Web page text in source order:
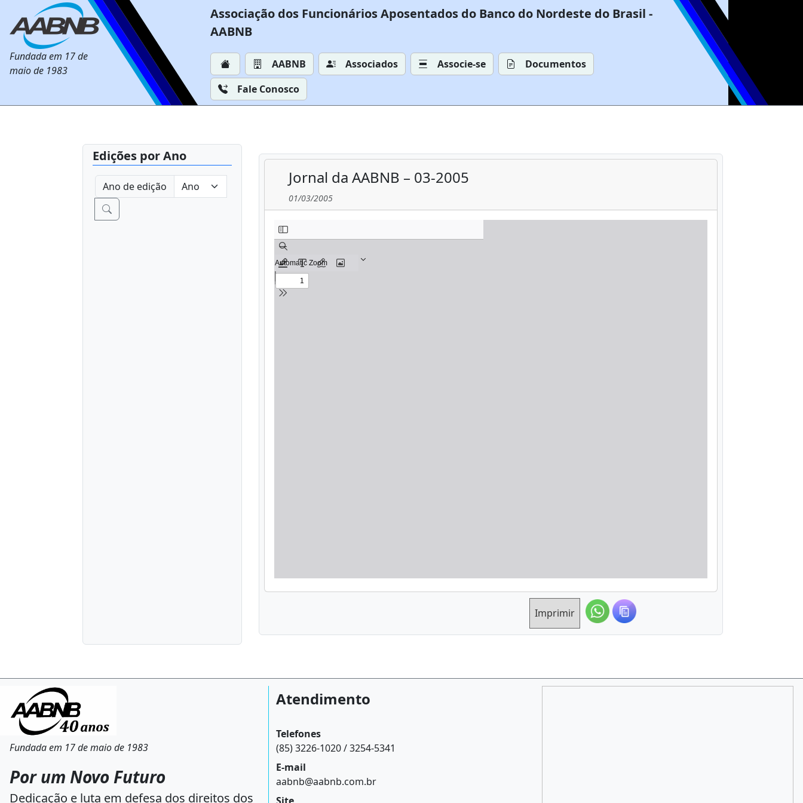
Fundada em 17 de
maio de 1983
Associação dos Funcionários Aposentados do Banco do Nordeste do Brasil -
AABNB
AABNB Associados Associe-se
Documentos
Fale Conosco
Edições por Ano
Ano de edição Jornal da AABNB – 03-2005
01/03/2005
Imprimir
Fundada em 17 de maio de 1983
Por um Novo Futuro
Dedicação e luta em defesa dos direitos dos
Atendimento
Telefones
(85) 3226-1020 / 3254-5341
E-mail
aabnb@aabnb.com.br